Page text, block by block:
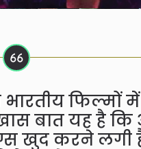
फिल्मों में
बात यह है
खुद करने